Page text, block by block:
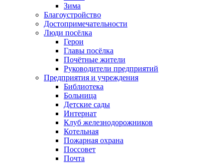
Зима
Благоустройство
Достопримечательности
Люди посёлка
Герои
Главы посёлка
Почётные жители
Руководители предприятий
Предприятия и учреждения
Библиотека
Больница
Детские сады
Интернат
Клуб железнодорожников
Котельная
Пожарная охрана
Поссовет
Почта